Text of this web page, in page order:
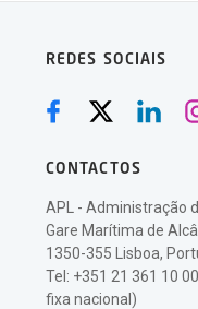
REDES SOCIAIS
CONTACTOS
APL - Administração
Gare Marítima de
1350-355 Lisboa,
Tel: +351 21 361 10
fixa nacional)